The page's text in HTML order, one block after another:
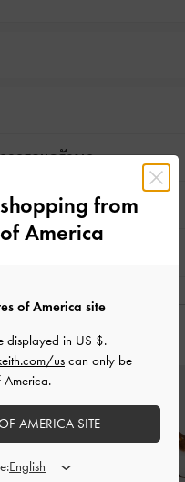
การดูแลรักษา
สินค้านี้
from
America
of America site
displayed in US $.
us can only be
America.
AMERICA SITE